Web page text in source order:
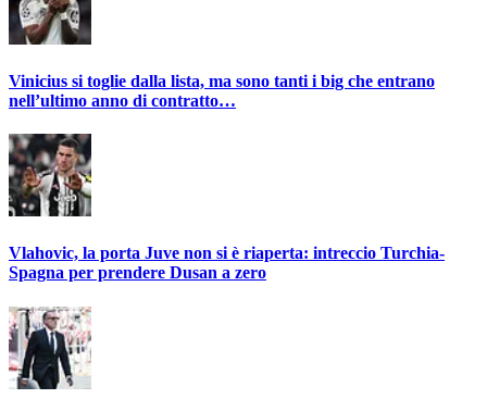
Vinicius si toglie dalla lista, ma sono tanti i big che entrano
nell’ultimo anno di contratto…
Vlahovic, la porta Juve non si è riaperta: intreccio Turchia-
Spagna per prendere Dusan a zero